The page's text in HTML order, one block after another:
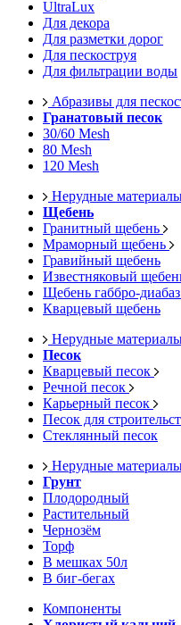
UltraLux
Для декора
Для разметки дорог
Для пескоструя
Для фильтрации воды
Абразивы для
Гранатовый песок
30/60 Mesh
80 Mesh
120 Mesh
Нерудные
Щебень
Гранитный щебень
Мраморный щебень
Гравийный щебень
Известняковый
Щебень габбро-диабаз
Кварцевый щебень
Нерудные
Песок
Кварцевый песок
Речной песок
Карьерный песок
Песок для
Стеклянный песок
Нерудные
Грунт
Плодородный
Растительный
Чернозём
Торф
В мешках 50л
В биг-бегах
Компоненты